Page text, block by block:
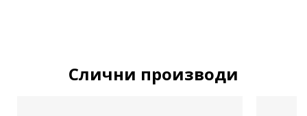
Слични производи